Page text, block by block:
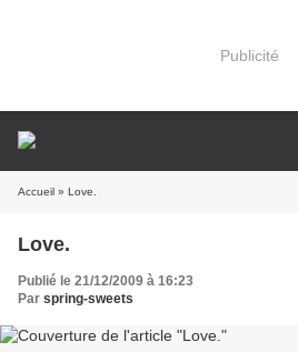
Publicité
Accueil » Love.
Love.
Publié le 21/12/2009 à 16:23
Par spring-sweets